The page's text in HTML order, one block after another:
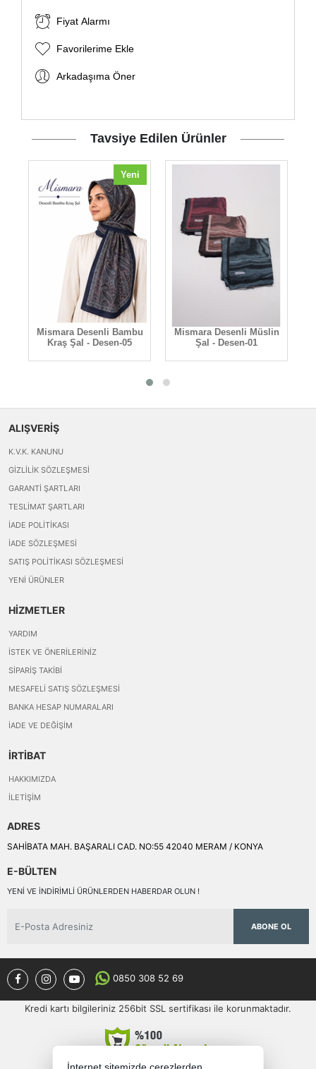
Fiyat Alarmı
Favorilerime Ekle
Arkadaşıma Öner
Tavsiye Edilen Ürünler
Yeni
Mismara Desenli Bambu
Kraş Şal - Desen-05
Mismara Desenli Müslin
Şal - Desen-01
ALIŞVERİŞ
K.V.K. KANUNU
GIZLILIK SÖZLEŞMESI
GARANTI ŞARTLARI
TESLIMAT ŞARTLARI
İADE POLITIKASI
İADE SÖZLEŞMESI
SATIŞ POLITIKASI SÖZLEŞMESI
YENI ÜRÜNLER
HİZMETLER
YARDIM
İSTEK VE ÖNERILERINIZ
SIPARIŞ TAKIBI
MESAFELI SATIŞ SÖZLEŞMESI
BANKA HESAP NUMARALARI
İADE VE DEĞIŞIM
İRTİBAT
HAKKIMIZDA
İLETIŞIM
ADRES
SAHİBATA MAH. BAŞARALI CAD. NO:55 42040 MERAM / KONYA
E-BÜLTEN
YENI VE INDIRIMLI ÜRÜNLERDEN HABERDAR OLUN !
ABONE OL
0850 308 52 69
Kredi kartı bilgileriniz 256bit SSL sertifikası ile korunmaktadır.